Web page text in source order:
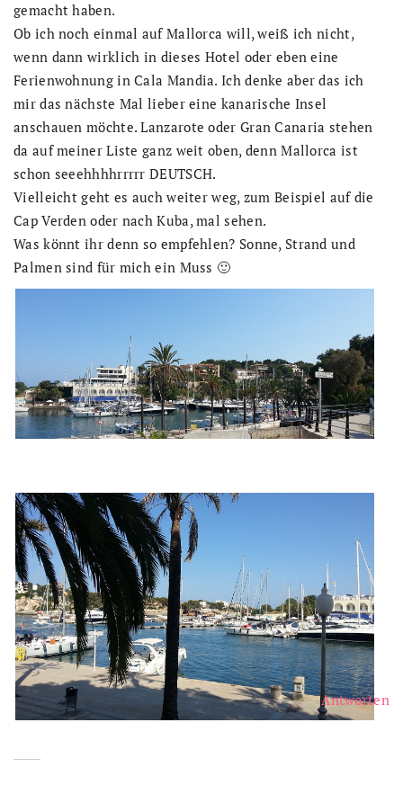
gemacht haben.
Ob ich noch einmal auf Mallorca will, weiß ich nicht,
wenn dann wirklich in dieses Hotel oder eben eine
Ferienwohnung in Cala Mandia. Ich denke aber das ich
mir das nächste Mal lieber eine kanarische Insel
anschauen möchte. Lanzarote oder Gran Canaria stehen
da auf meiner Liste ganz weit oben, denn Mallorca ist
schon seeehhhhrrrrr DEUTSCH.
Vielleicht geht es auch weiter weg, zum Beispiel auf die
Cap Verden oder nach Kuba, mal sehen.
Was könnt ihr denn so empfehlen? Sonne, Strand und
Palmen sind für mich ein Muss 🙂
Antworten